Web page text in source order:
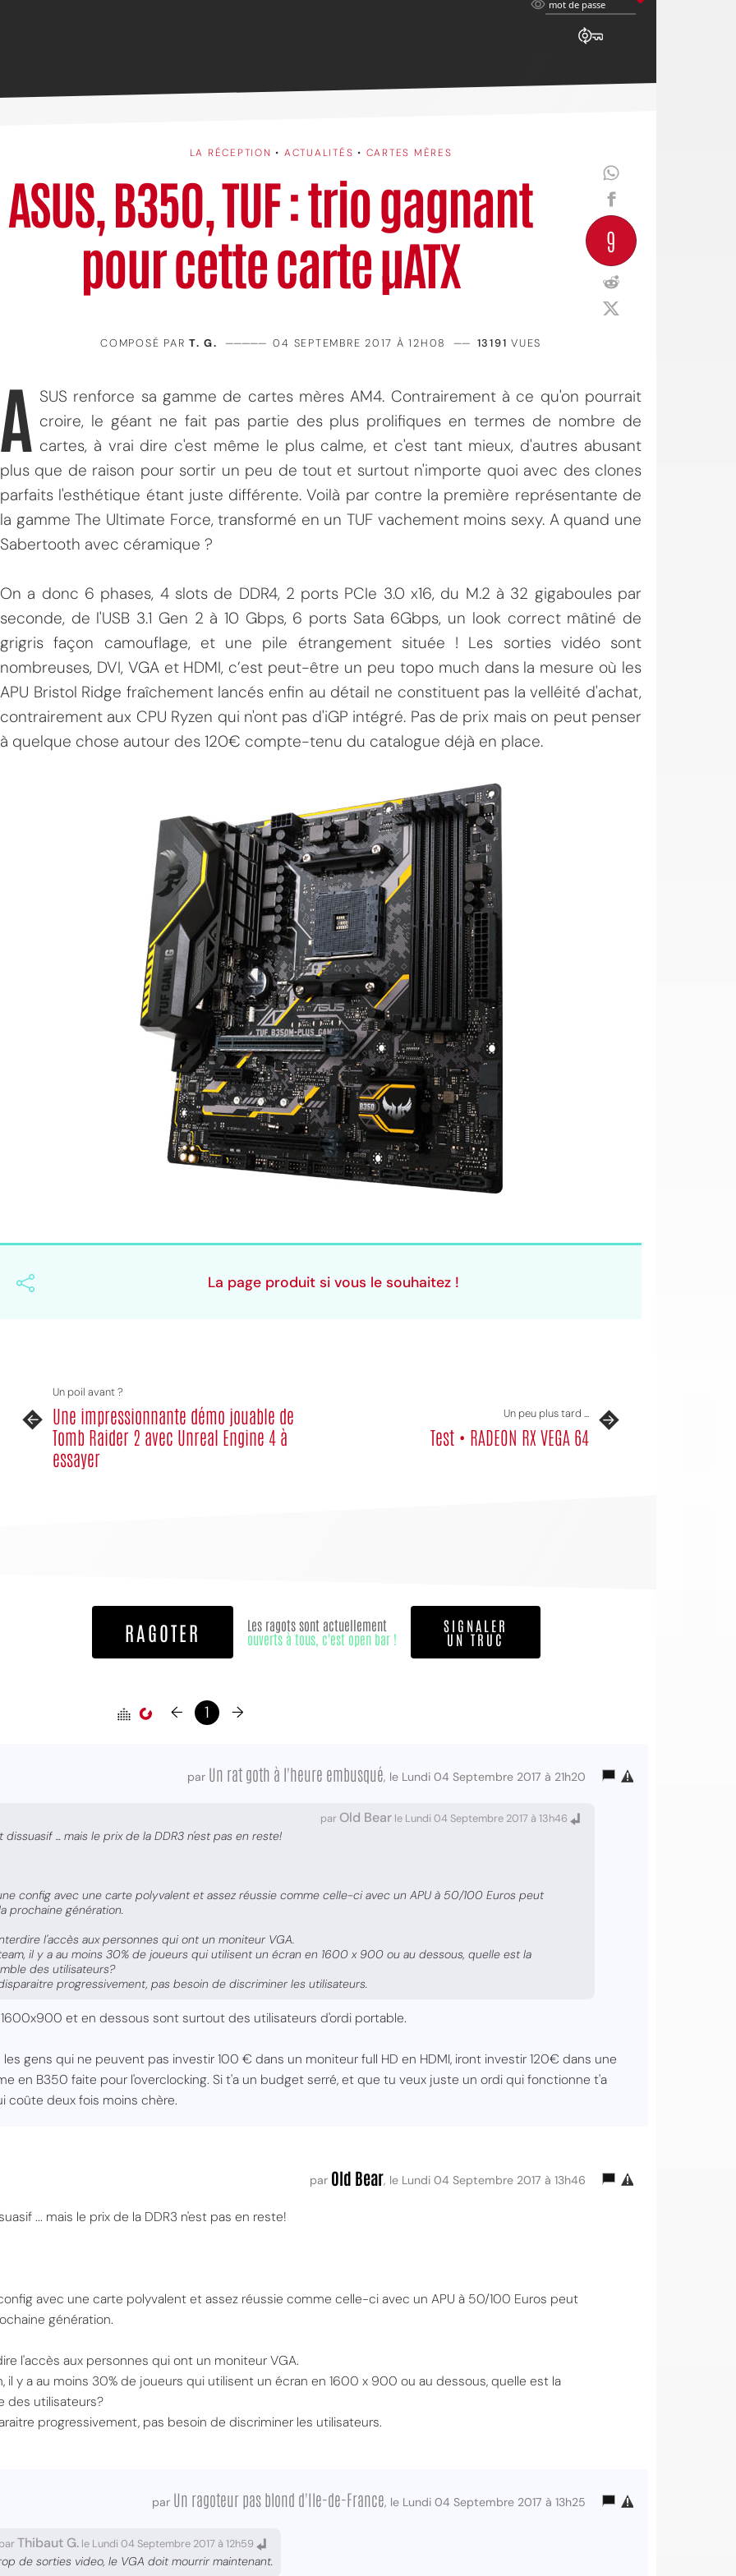
mot de passe
LA RÉCEPTION • ACTUALITÉS • CARTES MÈRES
ASUS, B350, TUF : trio gagnant
pour cette carte µATX
9
COMPOSÉ PAR T. G. ————— 04 SEPTEMBRE 2017 À 12H08 —— 13191 VUES
A SUS renforce sa gamme de cartes mères AM4. Contrairement à ce qu'on pourrait
croire, le géant ne fait pas partie des plus prolifiques en termes de nombre de
cartes, à vrai dire c'est même le plus calme, et c'est tant mieux, d'autres abusant
plus que de raison pour sortir un peu de tout et surtout n'importe quoi avec des clones
parfaits l'esthétique étant juste différente. Voilà par contre la première représentante de
la gamme The Ultimate Force, transformé en un TUF vachement moins sexy. A quand une
Sabertooth avec céramique ?
On a donc 6 phases, 4 slots de DDR4, 2 ports PCIe 3.0 x16, du M.2 à 32 gigaboules par
seconde, de l'USB 3.1 Gen 2 à 10 Gbps, 6 ports Sata 6Gbps, un look correct mâtiné de
grigris façon camouflage, et une pile étrangement située ! Les sorties vidéo sont
nombreuses, DVI, VGA et HDMI, c’est peut-être un peu topo much dans la mesure où les
APU Bristol Ridge fraîchement lancés enfin au détail ne constituent pas la velléité d'achat,
contrairement aux CPU Ryzen qui n'ont pas d'iGP intégré. Pas de prix mais on peut penser
à quelque chose autour des 120€ compte-tenu du catalogue déjà en place.
La page produit si vous le souhaitez !
Un poil avant ?
Une impressionnante démo jouable de
Tomb Raider 2 avec Unreal Engine 4 à
essayer
Un peu plus tard ...
Test • RADEON RX VEGA 64
RAGOTER
Les ragots sont actuellement
ouverts à tous, c'est open bar !
SIGNALER
UN TRUC
← 1 →
par Un rat goth à l'heure embusqué, le Lundi 04 Septembre 2017 à 21h20
par Old Bear le Lundi 04 Septembre 2017 à 13h46
dissuasif ... mais le prix de la DDR3 n'est pas en reste!
config avec une carte polyvalent et assez réussie comme celle-ci avec un APU à 50/100 Euros peut
prochaine génération.
l'accès aux personnes qui ont un moniteur VGA.
il y a au moins 30% de joueurs qui utilisent un écran en 1600 x 900 ou au dessous, quelle est la
des utilisateurs?
progressivement, pas besoin de discriminer les utilisateurs.
et en dessous sont surtout des utilisateurs d'ordi portable.
gens qui ne peuvent pas investir 100 € dans un moniteur full HD en HDMI, iront investir 120€ dans une
en B350 faite pour l'overclocking. Si t'a un budget serré, et que tu veux juste un ordi qui fonctionne t'a
coûte deux fois moins chère.
par Old Bear, le Lundi 04 Septembre 2017 à 13h46
... mais le prix de la DDR3 n'est pas en reste!
avec une carte polyvalent et assez réussie comme celle-ci avec un APU à 50/100 Euros peut
génération.
l'accès aux personnes qui ont un moniteur VGA.
il y a au moins 30% de joueurs qui utilisent un écran en 1600 x 900 ou au dessous, quelle est la
des utilisateurs?
progressivement, pas besoin de discriminer les utilisateurs.
par Un ragoteur pas blond d'Ile-de-France, le Lundi 04 Septembre 2017 à 13h25
Thibaut G. le Lundi 04 Septembre 2017 à 12h59
de sorties video, le VGA doit mourrir maintenant.